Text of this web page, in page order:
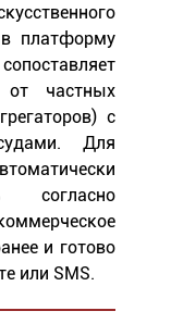
в платформу
частных
с
Для
согласно
и готово
или SMS.